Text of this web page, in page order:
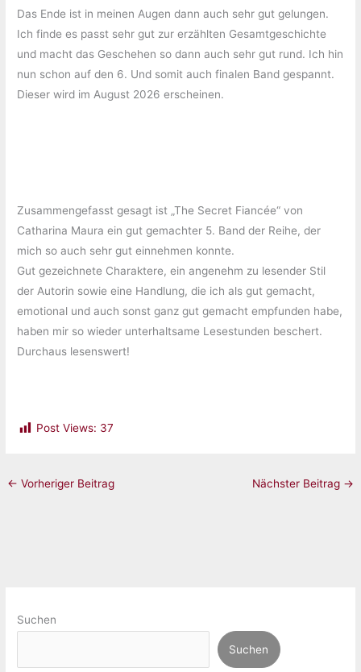
Das Ende ist in meinen Augen dann auch sehr gut gelungen.
Ich finde es passt sehr gut zur erzählten Gesamtgeschichte
und macht das Geschehen so dann auch sehr gut rund. Ich hin
nun schon auf den 6. Und somit auch finalen Band gespannt.
Dieser wird im August 2026 erscheinen.
Zusammengefasst gesagt ist „The Secret Fiancée“ von
Catharina Maura ein gut gemachter 5. Band der Reihe, der
mich so auch sehr gut einnehmen konnte.
Gut gezeichnete Charaktere, ein angenehm zu lesender Stil
der Autorin sowie eine Handlung, die ich als gut gemacht,
emotional und auch sonst ganz gut gemacht empfunden habe,
haben mir so wieder unterhaltsame Lesestunden beschert.
Durchaus lesenswert!
Post Views: 37
← Vorheriger Beitrag Nächster Beitrag →
Suchen
Suchen